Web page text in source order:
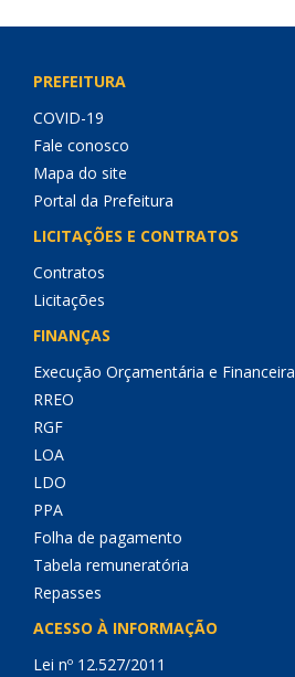
PREFEITURA
COVID-19
Fale conosco
Mapa do site
Portal da Prefeitura
LICITAÇÕES E CONTRATOS
Contratos
Licitações
FINANÇAS
Execução Orçamentária e Financeira
RREO
RGF
LOA
LDO
PPA
Folha de pagamento
Tabela remuneratória
Repasses
ACESSO À INFORMAÇÃO
Lei nº 12.527/2011